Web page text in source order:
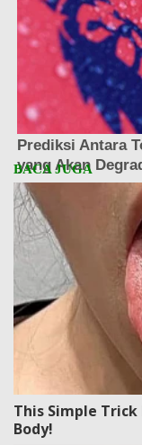
This Simple Trick
Body!